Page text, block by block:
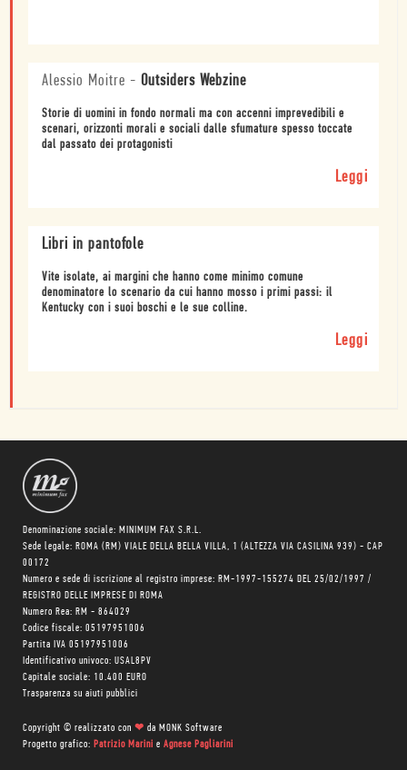
Alessio Moitre - Outsiders Webzine
Storie di uomini in fondo normali ma con accenni imprevedibili e
scenari, orizzonti morali e sociali dalle sfumature spesso toccate
dal passato dei protagonisti
Leggi
Libri in pantofole
Vite isolate, ai margini che hanno come minimo comune
denominatore lo scenario da cui hanno mosso i primi passi: il
Kentucky con i suoi boschi e le sue colline.
Leggi
Denominazione sociale: MINIMUM FAX S.R.L.
Sede legale: ROMA (RM) VIALE DELLA BELLA VILLA, 1 (ALTEZZA VIA CASILINA 939) - CAP
00172
Numero e sede di iscrizione al registro imprese: RM-1997-155274 DEL 25/02/1997 /
REGISTRO DELLE IMPRESE DI ROMA
Numero Rea: RM - 864029
Codice fiscale: 05197951006
Partita IVA 05197951006
Identificativo univoco: USAL8PV
Capitale sociale: 10.400 EURO
Trasparenza su aiuti pubblici
Copyright © realizzato con ❤ da MONK Software
Progetto grafico: Patrizio Marini e Agnese Pagliarini